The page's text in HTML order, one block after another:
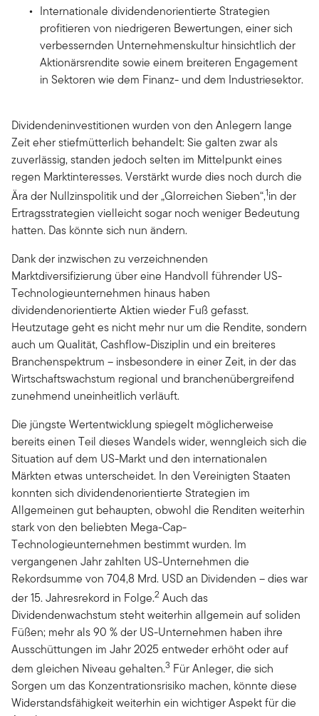
Internationale dividendenorientierte Strategien
profitieren von niedrigeren Bewertungen, einer sich
verbessernden Unternehmenskultur hinsichtlich der
Aktionärsrendite sowie einem breiteren Engagement
in Sektoren wie dem Finanz- und dem Industriesektor.
Dividendeninvestitionen wurden von den Anlegern lange
Zeit eher stiefmütterlich behandelt: Sie galten zwar als
zuverlässig, standen jedoch selten im Mittelpunkt eines
regen Marktinteresses. Verstärkt wurde dies noch durch die
Ära der Nullzinspolitik und der „Glorreichen Sieben“,1in der
Ertragsstrategien vielleicht sogar noch weniger Bedeutung
hatten. Das könnte sich nun ändern.
Dank der inzwischen zu verzeichnenden
Marktdiversifizierung über eine Handvoll führender US-
Technologieunternehmen hinaus haben
dividendenorientierte Aktien wieder Fuß gefasst.
Heutzutage geht es nicht mehr nur um die Rendite, sondern
auch um Qualität, Cashflow-Disziplin und ein breiteres
Branchenspektrum – insbesondere in einer Zeit, in der das
Wirtschaftswachstum regional und branchenübergreifend
zunehmend uneinheitlich verläuft.
Die jüngste Wertentwicklung spiegelt möglicherweise
bereits einen Teil dieses Wandels wider, wenngleich sich die
Situation auf dem US-Markt und den internationalen
Märkten etwas unterscheidet. In den Vereinigten Staaten
konnten sich dividendenorientierte Strategien im
Allgemeinen gut behaupten, obwohl die Renditen weiterhin
stark von den beliebten Mega-Cap-
Technologieunternehmen bestimmt wurden. Im
vergangenen Jahr zahlten US-Unternehmen die
Rekordsumme von 704,8 Mrd. USD an Dividenden – dies war
der 15. Jahresrekord in Folge.2 Auch das
Dividendenwachstum steht weiterhin allgemein auf soliden
Füßen; mehr als 90 % der US-Unternehmen haben ihre
Ausschüttungen im Jahr 2025 entweder erhöht oder auf
dem gleichen Niveau gehalten.3 Für Anleger, die sich
Sorgen um das Konzentrationsrisiko machen, könnte diese
Widerstandsfähigkeit weiterhin ein wichtiger Aspekt für die